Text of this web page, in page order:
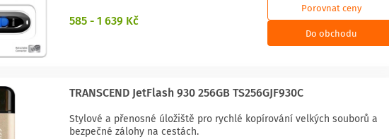
585 - 1 639 Kč
Porovnat ceny
Do obchodu
TRANSCEND JetFlash 930 256GB TS256GJF930C
Stylové a přenosné úložiště pro rychlé kopírování velkých souborů a
bezpečné zálohy na cestách.